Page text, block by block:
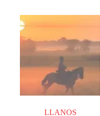
LLANOS